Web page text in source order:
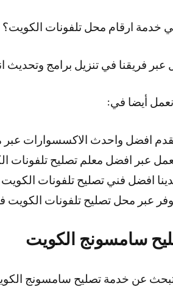
خدمة ارقام محل تلفونات الكويت؟
عبر فريقنا في تنزيل برامج وتحديث
أيضا في:
افضل واحدث الاكسسوارات
عبر افضل معلم تصليح تلفونات
افضل فني تصليح تلفونات
عبر محل تصليح تلفونات الكويت
سامسونج الكويت
عن خدمة تصليح سامسونج